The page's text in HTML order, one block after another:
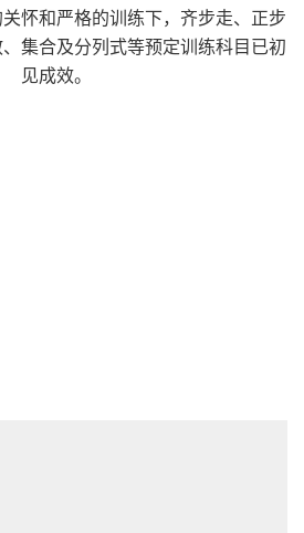
怀和严格的训练下，齐步走、正步
集合及分列式等预定训练科目已初
见成效。